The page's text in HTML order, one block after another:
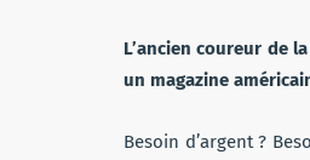
L’ancien coureur de
un magazine
Besoin d’argent ?